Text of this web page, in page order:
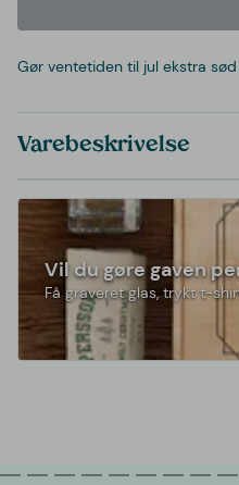
Gør ventetiden til jul ekstra
Varebeskrivelse
Vil du gøre gaven
Få graveret glas, trykt t-